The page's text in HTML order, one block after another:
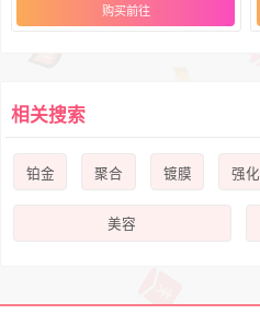
购买
相关搜索
铂金 聚合 镀膜 强化
美容